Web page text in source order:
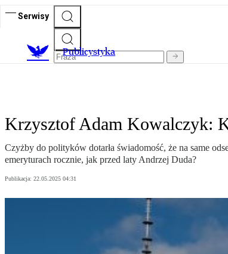
Serwisy
Publicystyka
Krzysztof Adam Kowalczyk:
Czyżby do polityków dotarła świadomość, że na same
emeryturach rocznie, jak przed laty Andrzej Duda?
Publikacja: 22.05.2025 04:31